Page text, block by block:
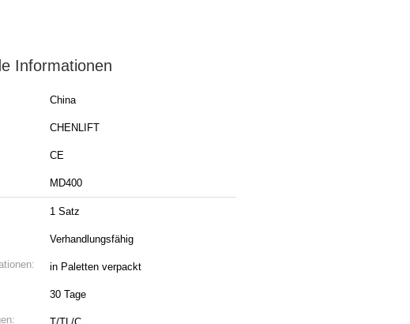
Informationen
China
CHENLIFT
CE
MD400
1 Satz
Verhandlungsfähig
in Paletten verpackt
30 Tage